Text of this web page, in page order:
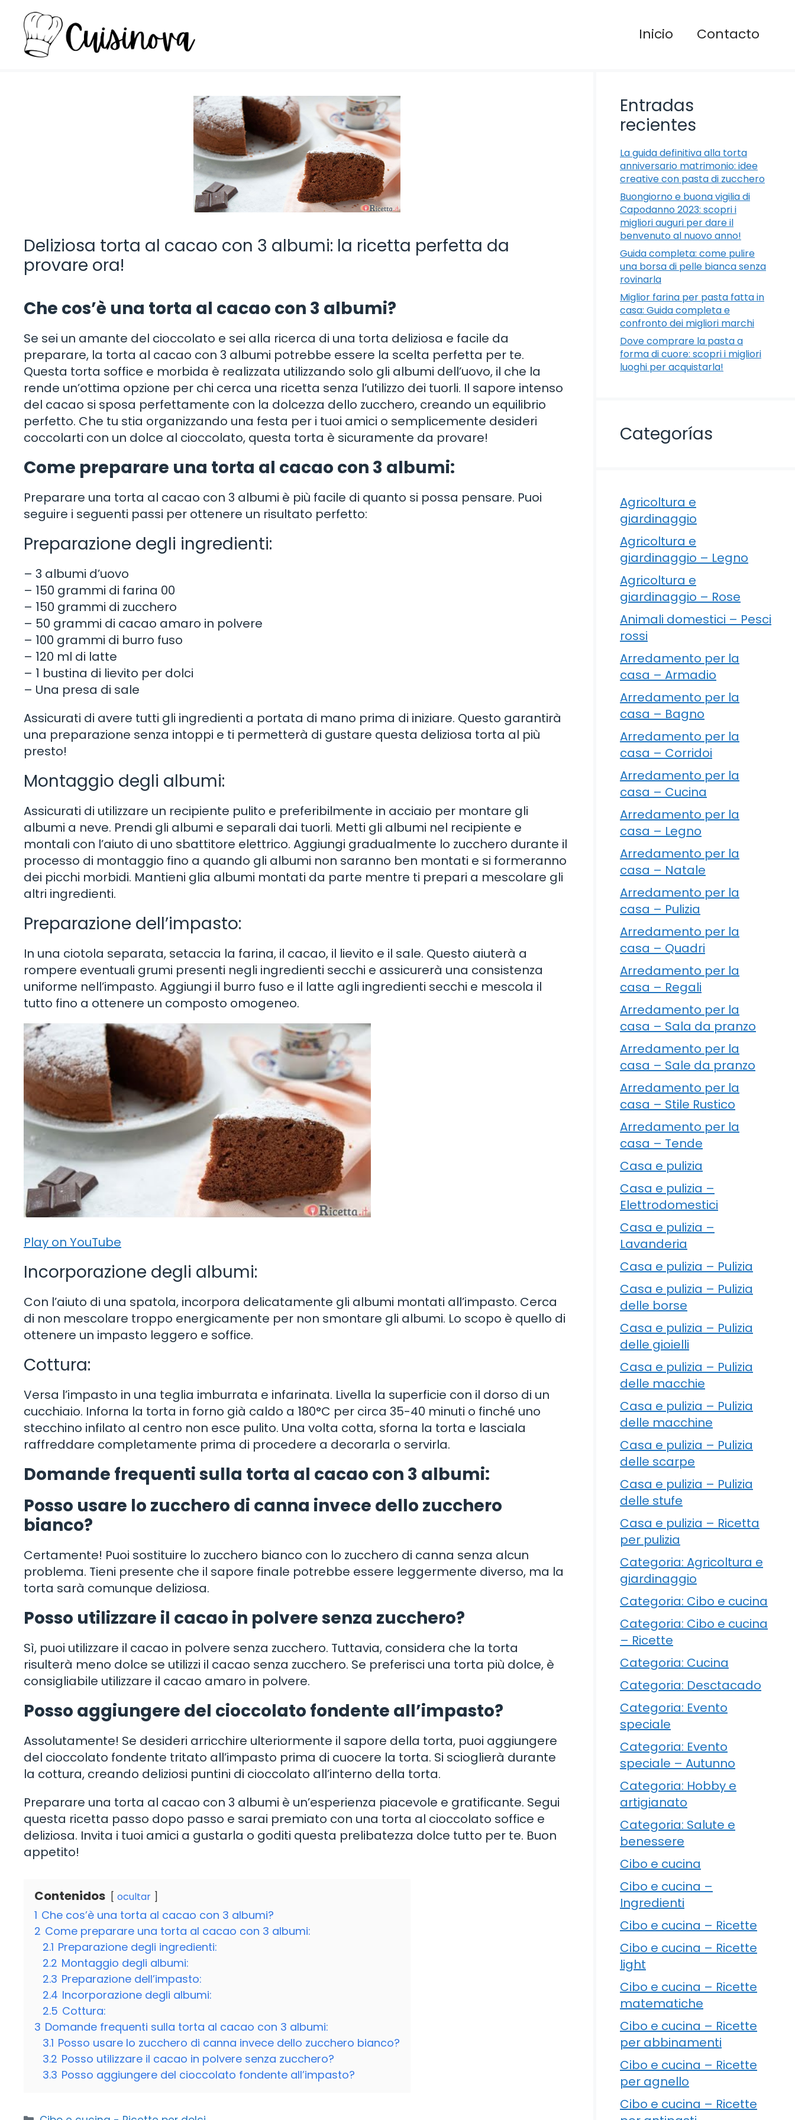
contenuto
Inicio Contacto
Deliziosa torta al cacao con 3 albumi: la ricetta perfetta da
provare ora!
Che cos’è una torta al cacao con 3 albumi?
Se sei un amante del cioccolato e sei alla ricerca di una torta deliziosa e facile da
preparare, la torta al cacao con 3 albumi potrebbe essere la scelta perfetta per te.
Questa torta soffice e morbida è realizzata utilizzando solo gli albumi dell’uovo, il che la
rende un’ottima opzione per chi cerca una ricetta senza l’utilizzo dei tuorli. Il sapore intenso
del cacao si sposa perfettamente con la dolcezza dello zucchero, creando un equilibrio
perfetto. Che tu stia organizzando una festa per i tuoi amici o semplicemente desideri
coccolarti con un dolce al cioccolato, questa torta è sicuramente da provare!
Come preparare una torta al cacao con 3 albumi:
Preparare una torta al cacao con 3 albumi è più facile di quanto si possa pensare. Puoi
seguire i seguenti passi per ottenere un risultato perfetto:
Preparazione degli ingredienti:
– 3 albumi d’uovo
– 150 grammi di farina 00
– 150 grammi di zucchero
– 50 grammi di cacao amaro in polvere
– 100 grammi di burro fuso
– 120 ml di latte
– 1 bustina di lievito per dolci
– Una presa di sale
Assicurati di avere tutti gli ingredienti a portata di mano prima di iniziare. Questo garantirà
una preparazione senza intoppi e ti permetterà di gustare questa deliziosa torta al più
presto!
Montaggio degli albumi:
Assicurati di utilizzare un recipiente pulito e preferibilmente in acciaio per montare gli
albumi a neve. Prendi gli albumi e separali dai tuorli. Metti gli albumi nel recipiente e
montali con l’aiuto di uno sbattitore elettrico. Aggiungi gradualmente lo zucchero durante il
processo di montaggio fino a quando gli albumi non saranno ben montati e si formeranno
dei picchi morbidi. Mantieni glia albumi montati da parte mentre ti prepari a mescolare gli
altri ingredienti.
Preparazione dell’impasto:
In una ciotola separata, setaccia la farina, il cacao, il lievito e il sale. Questo aiuterà a
rompere eventuali grumi presenti negli ingredienti secchi e assicurerà una consistenza
uniforme nell’impasto. Aggiungi il burro fuso e il latte agli ingredienti secchi e mescola il
tutto fino a ottenere un composto omogeneo.
Play on YouTube
Incorporazione degli albumi:
Con l’aiuto di una spatola, incorpora delicatamente gli albumi montati all’impasto. Cerca
di non mescolare troppo energicamente per non smontare gli albumi. Lo scopo è quello di
ottenere un impasto leggero e soffice.
Cottura:
Versa l’impasto in una teglia imburrata e infarinata. Livella la superficie con il dorso di un
cucchiaio. Inforna la torta in forno già caldo a 180°C per circa 35-40 minuti o finché uno
stecchino infilato al centro non esce pulito. Una volta cotta, sforna la torta e lasciala
raffreddare completamente prima di procedere a decorarla o servirla.
Domande frequenti sulla torta al cacao con 3 albumi:
Posso usare lo zucchero di canna invece dello zucchero
bianco?
Certamente! Puoi sostituire lo zucchero bianco con lo zucchero di canna senza alcun
problema. Tieni presente che il sapore finale potrebbe essere leggermente diverso, ma la
torta sarà comunque deliziosa.
Posso utilizzare il cacao in polvere senza zucchero?
Sì, puoi utilizzare il cacao in polvere senza zucchero. Tuttavia, considera che la torta
risulterà meno dolce se utilizzi il cacao senza zucchero. Se preferisci una torta più dolce, è
consigliabile utilizzare il cacao amaro in polvere.
Posso aggiungere del cioccolato fondente all’impasto?
Assolutamente! Se desideri arricchire ulteriormente il sapore della torta, puoi aggiungere
del cioccolato fondente tritato all’impasto prima di cuocere la torta. Si scioglierà durante
la cottura, creando deliziosi puntini di cioccolato all’interno della torta.
Preparare una torta al cacao con 3 albumi è un’esperienza piacevole e gratificante. Segui
questa ricetta passo dopo passo e sarai premiato con una torta al cioccolato soffice e
deliziosa. Invita i tuoi amici a gustarla o goditi questa prelibatezza dolce tutto per te. Buon
appetito!
Contenidos ocultar
1 Che cos’è una torta al cacao con 3 albumi?
2 Come preparare una torta al cacao con 3 albumi:
2.1 Preparazione degli ingredienti:
2.2 Montaggio degli albumi:
2.3 Preparazione dell’impasto:
2.4 Incorporazione degli albumi:
2.5 Cottura:
3 Domande frequenti sulla torta al cacao con 3 albumi:
3.1 Posso usare lo zucchero di canna invece dello zucchero bianco?
3.2 Posso utilizzare il cacao in polvere senza zucchero?
3.3 Posso aggiungere del cioccolato fondente all’impasto?
Entradas
recientes
La guida definitiva alla torta
anniversario matrimonio: idee
creative con pasta di zucchero
Buongiorno e buona vigilia di
Capodanno 2023: scopri i
migliori auguri per dare il
benvenuto al nuovo anno!
Guida completa: come pulire
una borsa di pelle bianca senza
rovinarla
Miglior farina per pasta fatta in
casa: Guida completa e
confronto dei migliori marchi
Dove comprare la pasta a
forma di cuore: scopri i migliori
luoghi per acquistarla!
Categorías
Agricoltura e
giardinaggio
Agricoltura e
giardinaggio – Legno
Agricoltura e
giardinaggio – Rose
Animali domestici – Pesci
rossi
Arredamento per la
casa – Armadio
Arredamento per la
casa – Bagno
Arredamento per la
casa – Corridoi
Arredamento per la
casa – Cucina
Arredamento per la
casa – Legno
Arredamento per la
casa – Natale
Arredamento per la
casa – Pulizia
Arredamento per la
casa – Quadri
Arredamento per la
casa – Regali
Arredamento per la
casa – Sala da pranzo
Arredamento per la
casa – Sale da pranzo
Arredamento per la
casa – Stile Rustico
Arredamento per la
casa – Tende
Casa e pulizia
Casa e pulizia –
Elettrodomestici
Casa e pulizia –
Lavanderia
Casa e pulizia – Pulizia
Casa e pulizia – Pulizia
delle borse
Casa e pulizia – Pulizia
delle gioielli
Casa e pulizia – Pulizia
delle macchie
Casa e pulizia – Pulizia
delle macchine
Casa e pulizia – Pulizia
delle scarpe
Casa e pulizia – Pulizia
delle stufe
Casa e pulizia – Ricetta
per pulizia
Categoria: Agricoltura e
giardinaggio
Categoria: Cibo e cucina
Categoria: Cibo e cucina
– Ricette
Categoria: Cucina
Categoria: Desctacado
Categoria: Evento
speciale
Categoria: Evento
speciale – Autunno
Categoria: Hobby e
artigianato
Categoria: Salute e
benessere
Cibo e cucina
Cibo e cucina –
Ingredienti
Cibo e cucina – Ricette
Cibo e cucina – Ricette
light
Cibo e cucina – Ricette
matematiche
Cibo e cucina – Ricette
per abbinamenti
Cibo e cucina – Ricette
per agnello
Cibo e cucina – Ricette